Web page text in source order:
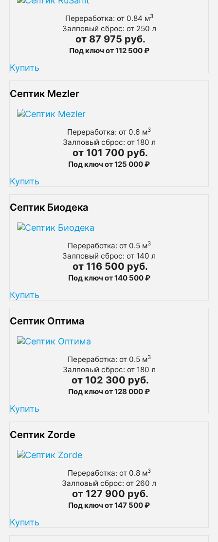
Переработка: от 0.84 м3
Залповый сброс: от 250 л
от 87 975 руб.
Под ключ от 112 500 ₽
Купить
Септик Mezler
Переработка: от 0.6 м3
Залповый сброс: от 180 л
от 101 700 руб.
Под ключ от 125 000 ₽
Купить
Септик Биодека
Переработка: от 0.5 м3
Залповый сброс: от 140 л
от 116 500 руб.
Под ключ от 140 500 ₽
Купить
Септик Оптима
Переработка: от 0.5 м3
Залповый сброс: от 180 л
от 102 300 руб.
Под ключ от 128 000 ₽
Купить
Септик Zorde
Переработка: от 0.8 м3
Залповый сброс: от 260 л
от 127 900 руб.
Под ключ от 147 500 ₽
Купить